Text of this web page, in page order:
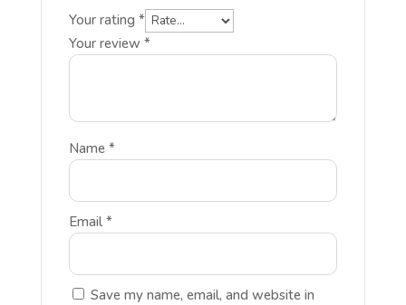
Your rating *
Your review *
Name *
Email *
Save my name, email, and website in